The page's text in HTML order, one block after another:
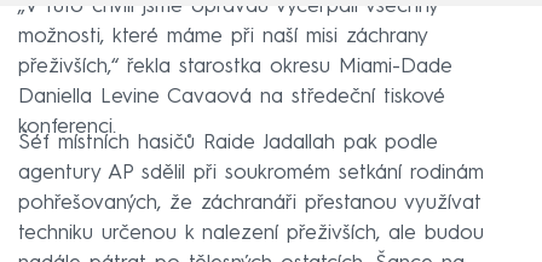
„V tuto chvíli jsme opravdu vyčerpali všechny
možnosti, které máme při naší misi záchrany
přeživších,“ řekla starostka okresu Miami-Dade
Daniella Levine Cavaová na středeční tiskové
konferenci.
Šéf místních hasičů Raide Jadallah pak podle
agentury AP sdělil při soukromém setkání rodinám
pohřešovaných, že záchranáři přestanou využívat
techniku určenou k nalezení přeživších, ale budou